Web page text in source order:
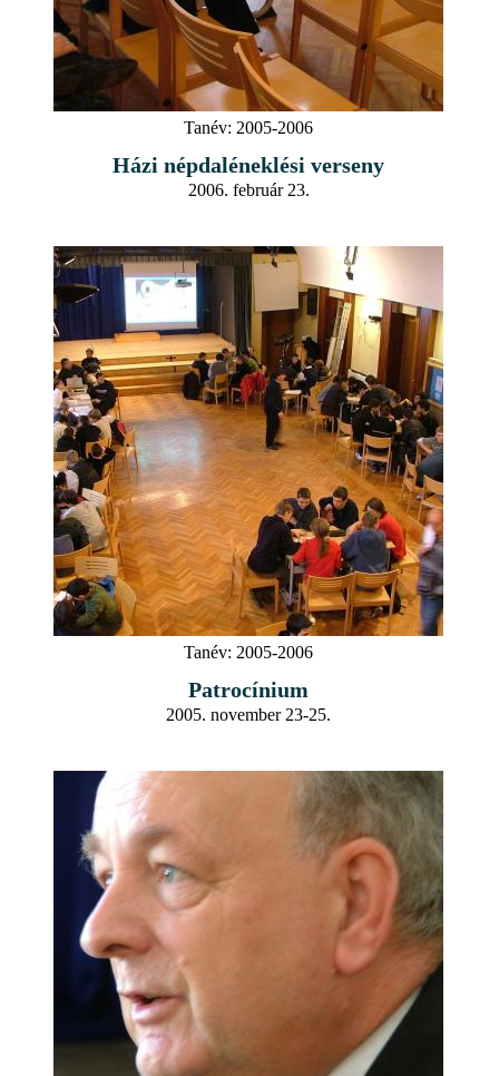
Tanév: 2005-2006
Házi népdaléneklési verseny
2006. február 23.
Tanév: 2005-2006
Patrocínium
2005. november 23-25.